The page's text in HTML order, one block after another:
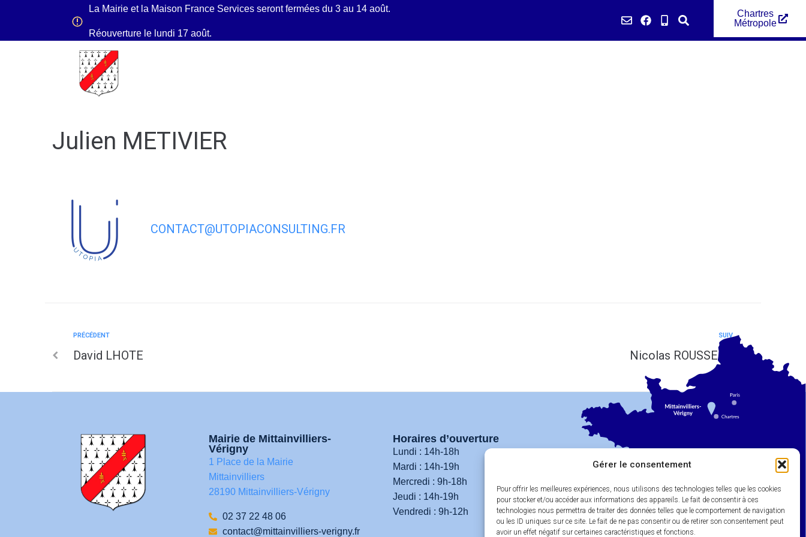
Gérer le consentement
Pour offrir les meilleures expériences, nous utilisons des technologies telles que les cookies
pour stocker et/ou accéder aux informations des appareils. Le fait de consentir à ces
technologies nous permettra de traiter des données telles que le comportement de navigation
ou les ID uniques sur ce site. Le fait de ne pas consentir ou de retirer son consentement peut
avoir un effet négatif sur certaines caractéristiques et fonctions.
La Mairie et la Maison France Services seront fermées du 3 au 14 août.
Réouverture le lundi 17 août.
Chartres
Métropole
Julien METIVIER
CONTACT@UTOPIACONSULTING.FR
PRÉCÉDENT
David LHOTE
SUIV
Nicolas ROUSSEAU
Mairie de Mittainvilliers-
Vérigny
1 Place de la Mairie
Mittainvilliers
28190 Mittainvilliers-Vérigny
02 37 22 48 06
contact@mittainvilliers-verigny.fr
Horaires d’ouverture
Lundi : 14h-18h
Mardi : 14h-19h
Mercredi : 9h-18h
Jeudi : 14h-19h
Vendredi : 9h-12h